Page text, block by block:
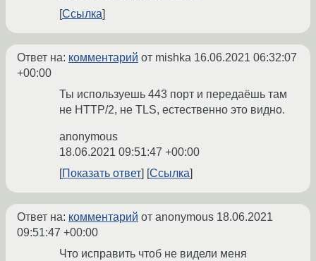
Ссылка
Ответ на: комментарий от mishka 16.06.2021 06:32:07
+00:00
Ты используешь 443 порт и передаёшь там
не HTTP/2, не TLS, естественно это видно.
anonymous
18.06.2021 09:51:47 +00:00
Показать ответ
Ссылка
Ответ на: комментарий от anonymous 18.06.2021
09:51:47 +00:00
Что исправить чтоб не видели меня